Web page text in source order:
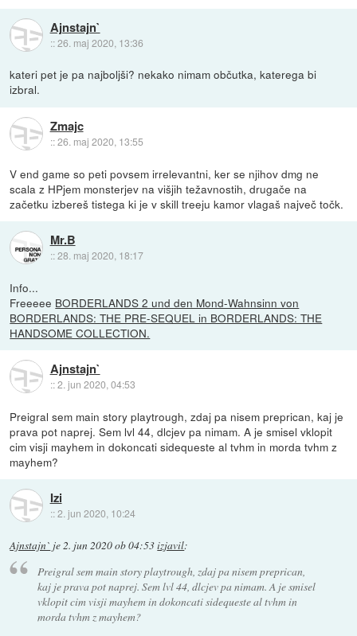
Ajnstajn`
::26. maj 2020, 13:36
kateri pet je pa najboljši? nekako nimam občutka, katerega bi
izbral.
Zmajc
::26. maj 2020, 13:55
V end game so peti povsem irrelevantni, ker se njihov dmg ne
scala z HPjem monsterjev na višjih težavnostih, drugače na
začetku izbereš tistega ki je v skill treeju kamor vlagaš največ točk.
Mr.B
::28. maj 2020, 18:17
Info...
Freeeee BORDERLANDS 2 und den Mond-Wahnsinn von
BORDERLANDS: THE PRE-SEQUEL in BORDERLANDS: THE
HANDSOME COLLECTION.
Ajnstajn`
::2. jun 2020, 04:53
Preigral sem main story playtrough, zdaj pa nisem preprican, kaj je
prava pot naprej. Sem lvl 44, dlcjev pa nimam. A je smisel vklopit
cim visji mayhem in dokoncati sidequeste al tvhm in morda tvhm z
mayhem?
Izi
::2. jun 2020, 10:24
Ajnstajn` je 2. jun 2020 ob 04:53izjavil:
Preigral sem main story playtrough, zdaj pa nisem preprican,
kaj je prava pot naprej. Sem lvl 44, dlcjev pa nimam. A je smisel
vklopit cim visji mayhem in dokoncati sidequeste al tvhm in
morda tvhm z mayhem?